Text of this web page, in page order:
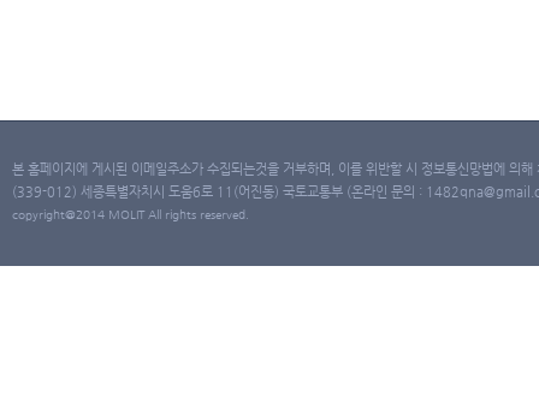
본 홈페이지에 게시된 이메일주소가 수집되는것을 거부하며, 이를 위반할 시 정보통신망법에 의
(339-012) 세종특별자치시 도움6로 11(어진동) 국토교통부 (온라인 문의 :
copyright@2014 MOLIT All rights reserved.